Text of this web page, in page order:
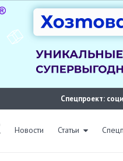
Спецпроект:
Новости Статьи